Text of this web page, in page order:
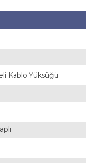
Kablo Yüksüğü